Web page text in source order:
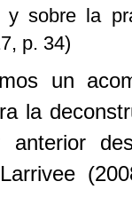
y sobre la
p. 34)
un
la